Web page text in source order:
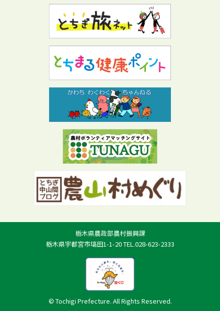
栃木県農政部農村振興課
栃木県宇都宮市塙田1-1-20 TEL.028-623-2333
© Tochigi Prefecture. All Rights Reserved.